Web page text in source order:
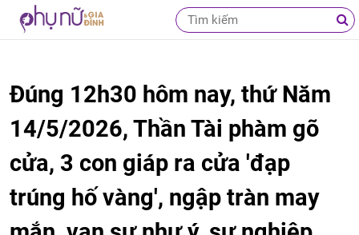
Đúng 12h30 hôm nay, thứ Năm
14/5/2026, Thần Tài phàm gõ
cửa, 3 con giáp ra cửa 'đạp
trúng hố vàng', ngập tràn may